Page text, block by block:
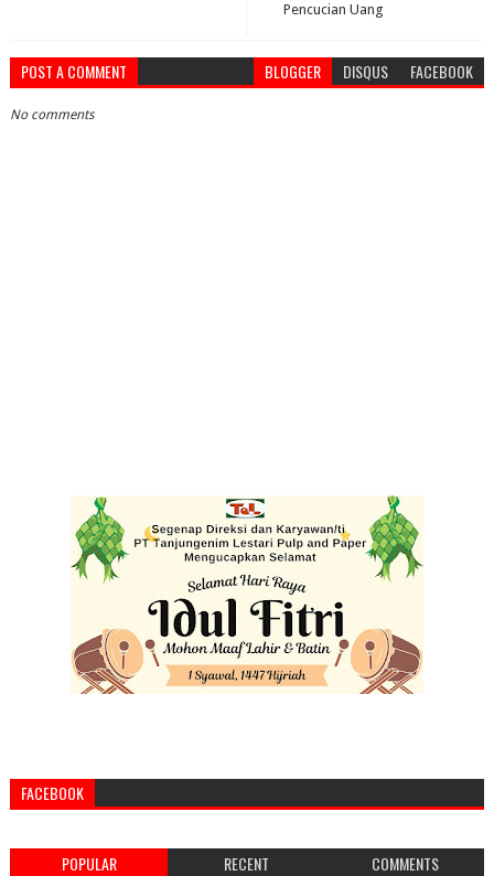
Pencucian Uang
POST A COMMENT BLOGGER DISQUS FACEBOOK
No comments
FACEBOOK
POPULAR RECENT COMMENTS